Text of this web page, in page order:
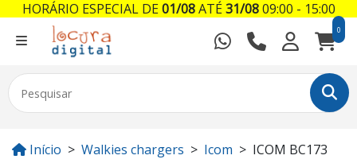
0
Início Walkies chargers Icom ICOM BC173
HORÁRIO ESPECIAL DE01/08ATÉ31/0809:00 - 15:00